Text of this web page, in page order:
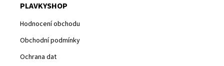
PLAVKYSHOP
Hodnocení obchodu
Obchodní podmínky
Ochrana dat